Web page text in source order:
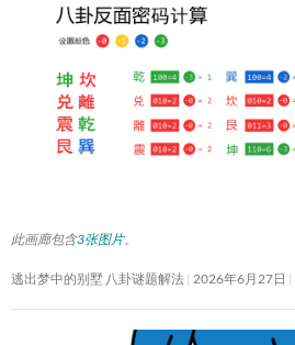
此画廊包含3张图片。
逃出梦中的别墅 八卦谜题解法 2026年6月27日